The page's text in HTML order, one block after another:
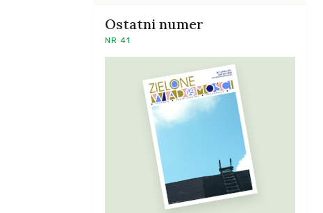
Ostatni numer
NR 41